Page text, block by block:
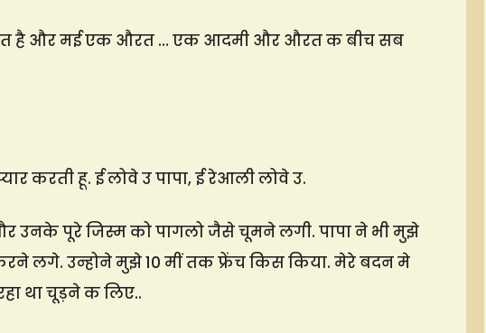
है और मई एक औरत … एक आदमी और औरत क बीच सब
करती हू. ई लोवे उ पापा, ई रेआली लोवे उ.
उनके पूरे जिस्म को पागलो जैसे चूमने लगी. पापा ने भी मुझे
लगे. उन्होने मुझे 10 मीं तक फ्रेंच किस किया. मेरे बदन मे
था चूड़ने क लिए..